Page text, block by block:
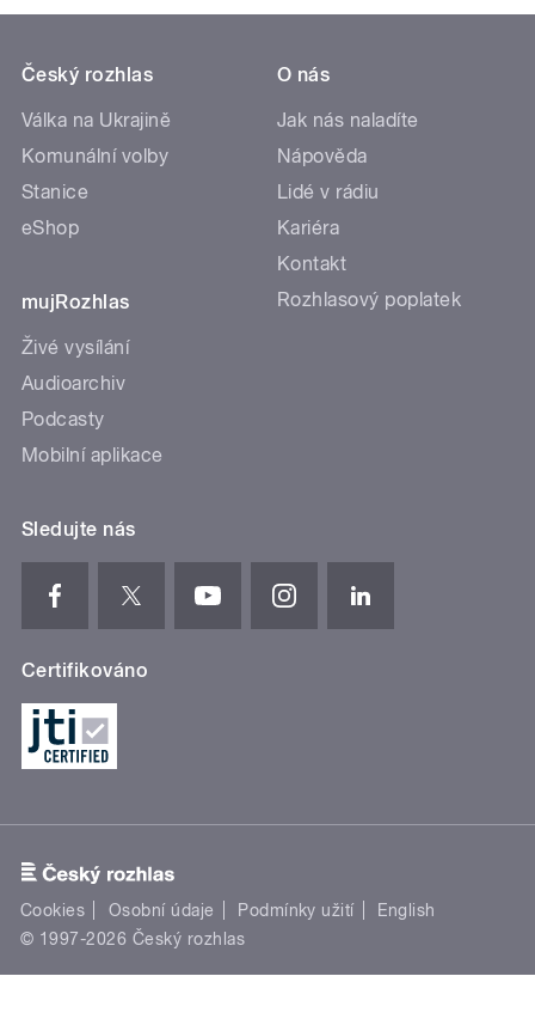
Český rozhlas
Válka na Ukrajině
Komunální volby
Stanice
eShop
mujRozhlas
Živé vysílání
Audioarchiv
Podcasty
Mobilní aplikace
O nás
Jak nás naladíte
Nápověda
Lidé v rádiu
Kariéra
Kontakt
Rozhlasový poplatek
Sledujte nás
Certifikováno
Cookies Osobní údaje Podmínky užití
English
© 1997-2026 Český rozhlas